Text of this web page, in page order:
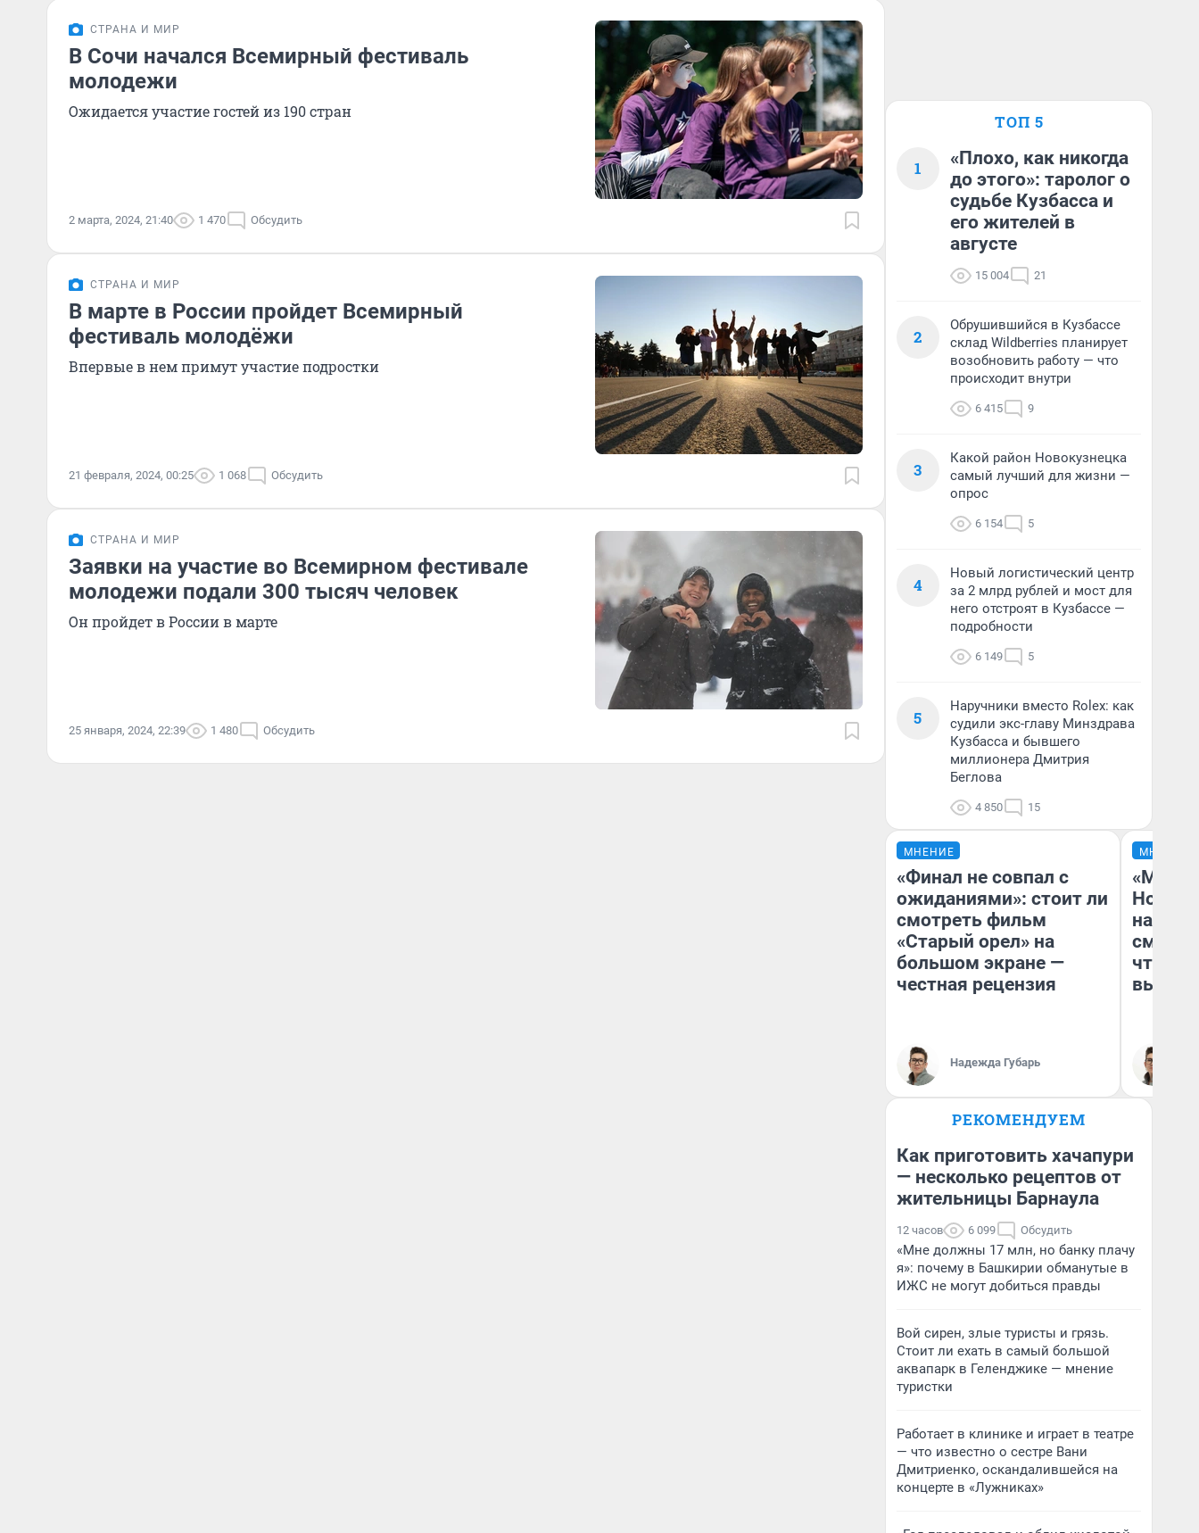
СТРАНА И МИР
В Сочи начался Всемирный фестиваль
молодежи
Ожидается участие гостей из 190 стран
2 марта, 2024, 21:40 1 470 Обсудить
СТРАНА И МИР
В марте в России пройдет Всемирный
фестиваль молодёжи
Впервые в нем примут участие подростки
21 февраля, 2024, 00:25 1 068 Обсудить
СТРАНА И МИР
Заявки на участие во Всемирном фестивале
молодежи подали 300 тысяч человек
Он пройдет в России в марте
25 января, 2024, 22:39 1 480 Обсудить
ТОП 5
1
«Плохо, как никогда
до этого»: таролог о
судьбе Кузбасса и
его жителей в
августе
15 004 21
2
Обрушившийся в Кузбассе
склад Wildberries планирует
возобновить работу — что
происходит внутри
6 415 9
3
Какой район Новокузнецка
самый лучший для жизни —
опрос
6 154 5
4
Новый логистический центр
за 2 млрд рублей и мост для
него отстроят в Кузбассе —
подробности
6 149 5
5
Наручники вместо Rolex: как
судили экс-главу Минздрава
Кузбасса и бывшего
миллионера Дмитрия
Беглова
4 850 15
МНЕНИЕ
«Финал не совпал с
ожиданиями»: стоит ли
смотреть фильм
«Старый орел» на
большом экране —
честная рецензия
Надежда Губарь
МНЕНИЕ
«Мы
чтобы
РЕКОМЕНДУЕМ
Как приготовить хачапури
— несколько рецептов от
жительницы Барнаула
12 часов 6 099 Обсудить
«Мне должны 17 млн, но банку плачу
я»: почему в Башкирии обманутые в
ИЖС не могут добиться правды
Вой сирен, злые туристы и грязь.
Стоит ли ехать в самый большой
аквапарк в Геленджике — мнение
туристки
Работает в клинике и играет в театре
— что известно о сестре Вани
Дмитриенко, оскандалившейся на
концерте в «Лужниках»